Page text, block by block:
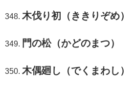
木伐り初（ききりぞめ）
門の松（かどのまつ）
木偶廻し（でくまわし）